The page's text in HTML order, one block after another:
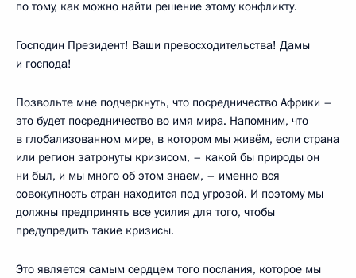
по тому, как можно найти решение этому конфликту.
Господин Президент! Ваши превосходительства! Дамы
и господа!
Позвольте мне подчеркнуть, что посредничество Африки –
это будет посредничество во имя мира. Напомним, что
в глобализованном мире, в котором мы живём, если страна
или регион затронуты кризисом, – какой бы природы он
ни был, и мы много об этом знаем, – именно вся
совокупность стран находится под угрозой. И поэтому мы
должны предпринять все усилия для того, чтобы
предупредить такие кризисы.
Это является самым сердцем того послания, которое мы